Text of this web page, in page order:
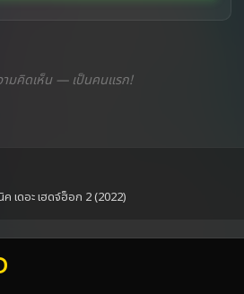
ามคิดเห็น — เป็นคนแรก!
เดอะ เฮดจ์ฮ็อก 2 (2022)